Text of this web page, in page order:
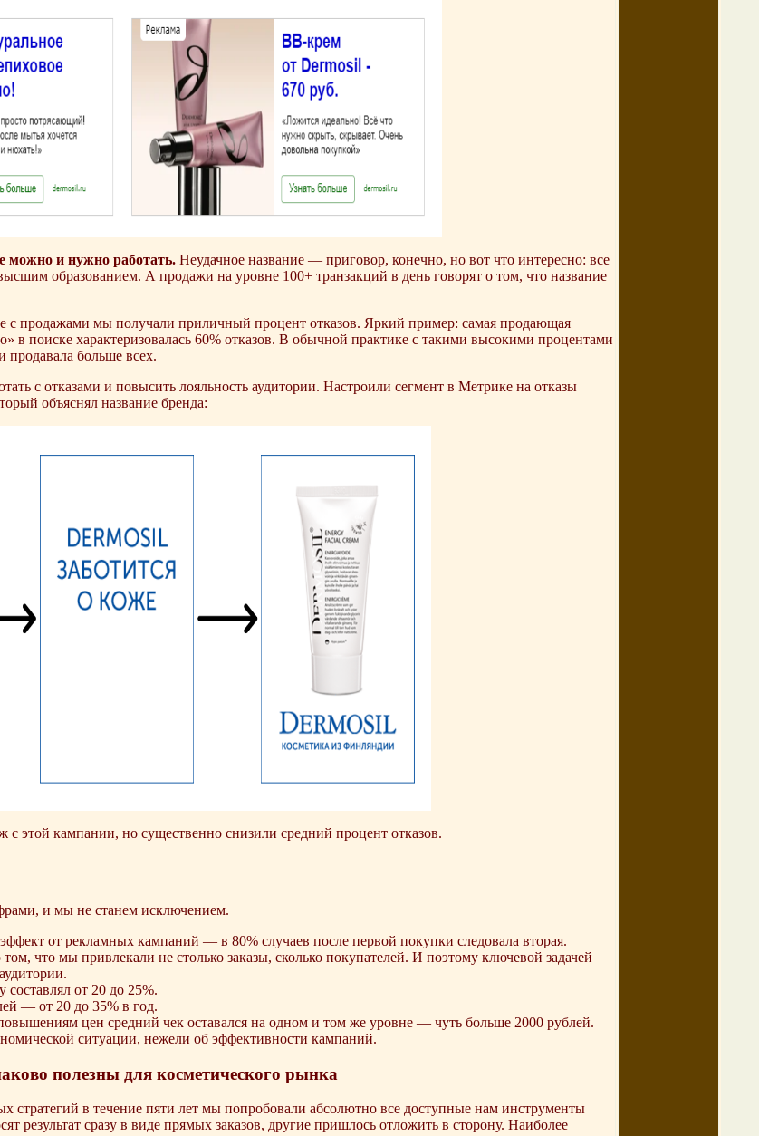
можно и нужно работать. Неудачное название — приговор, конечно, но вот что интересно: все
образованием. А продажи на уровне 100+ транзакций в день говорят о том, что название
с продажами мы получали приличный процент отказов. Яркий пример: самая продающая
в поиске характеризовалась 60% отказов. В обычной практике с такими высокими процентами
продавала больше всех.
с отказами и повысить лояльность аудитории. Настроили сегмент в Метрике на отказы
объяснял название бренда:
этой кампании, но существенно снизили средний процент отказов.
и мы не станем исключением.
от рекламных кампаний — в 80% случаев после первой покупки следовала вторая.
что мы привлекали не столько заказы, сколько покупателей. И поэтому ключевой задачей
составлял от 20 до 25%.
— от 20 до 35% в год.
цен средний чек оставался на одном и том же уровне — чуть больше 2000 рублей.
ситуации, нежели об эффективности кампаний.
полезны для косметического рынка
стратегий в течение пяти лет мы попробовали абсолютно все доступные нам инструменты
результат сразу в виде прямых заказов, другие пришлось отложить в сторону. Наиболее